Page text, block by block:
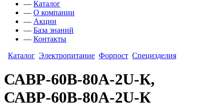
— Каталог
— О компании
— Акции
— База знаний
— Контакты
Каталог Электропитание Форпост Специзделия
САВР-60В-80А-2U-К,
САВР-60В-80А-2U-К